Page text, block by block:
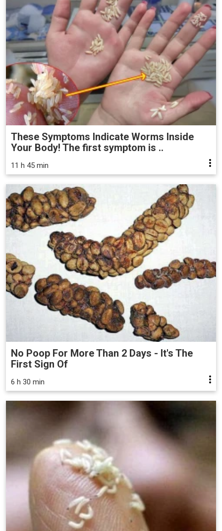
These Symptoms Indicate Worms Inside
Your Body! The first symptom is ..
11 h 45 min
No Poop For More Than 2 Days - It's The
First Sign Of
6 h 30 min